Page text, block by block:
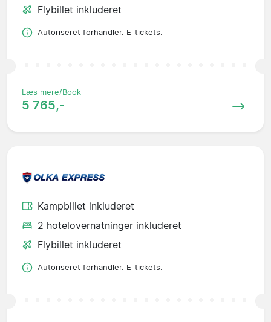
Flybillet inkluderet
Autoriseret forhandler. E-tickets.
Læs mere/Book
5 765,-
Kampbillet inkluderet
2 hotelovernatninger inkluderet
Flybillet inkluderet
Autoriseret forhandler. E-tickets.